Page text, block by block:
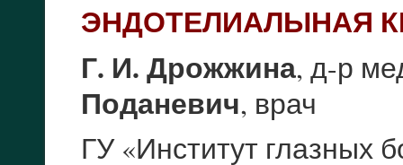
ЭНДОТЕЛИАЛЫНАЯ
Г. И. Дрожжина, д-р
Поданевич, врач
ГУ «Институт глазных